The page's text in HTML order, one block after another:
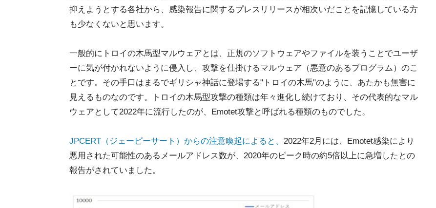
抑えようとする各社から、感染報告に関するプレスリリースが相次いだことを記憶している方
も少なくないと思います。
一般的にトロイの木馬型マルウェアとは、正規のソフトウェアやファイルを装うことでユーザ
ーに気が付かれないように侵入し、攻撃を仕掛けるマルウェア（悪意のあるプログラム）のこ
とです。その手口はまるでギリシャ神話に登場する"トロイの木馬"のように、あたかも無害に
見えるものなのです。トロイの木馬型攻撃の種類は年々進化し続けており、その代表的なマル
ウェアとして2022年に流行したのが、Emotet攻撃と呼ばれる種類のものでした。
JPCERT（ジェーピーサート）からの注意喚起によると、 2022年2月には、Emotet感染により
悪用された可能性のあるメールアドレス数が、2020年のピーク時の約5倍以上に急増したとの
報告がされていました。